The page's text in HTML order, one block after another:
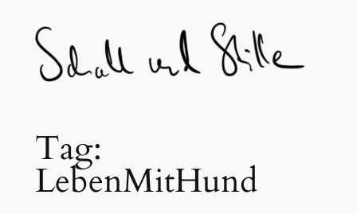
content
Tag:
LebenMitHund